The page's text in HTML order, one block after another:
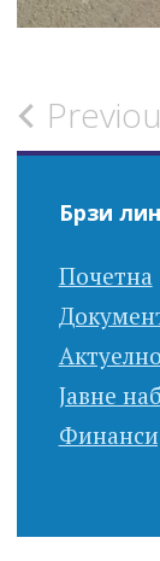
Post
Брзи
Почетна
Јавне